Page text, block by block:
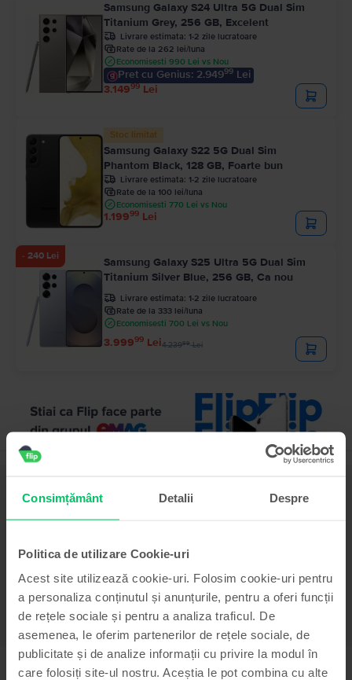
Consimțământ Detalii Despre
Politica de utilizare Cookie-uri
Acest site utilizează cookie-uri. Folosim cookie-uri pentru
a personaliza conținutul și anunțurile, pentru a oferi funcții
de rețele sociale și pentru a analiza traficul. De
asemenea, le oferim partenerilor de rețele sociale, de
publicitate și de analize informații cu privire la modul în
care folosiți site-ul nostru. Aceștia le pot combina cu alte
Samsung Galaxy S24 Ultra 5G Dual Sim
Titanium Grey, 256 GB, Excelent
Livrare estimata: 1-2 zile lucratoare
Rate de la 262 lei/luna
Economisesti 990 Lei vs Nou
Pret cu Genius: 2.94999 Lei
3.14999 Lei
Stoc limitat
Samsung Galaxy S22 5G Dual Sim
Phantom Black, 128 GB, Foarte bun
Livrare estimata: 1-2 zile lucratoare
Rate de la 100 lei/luna
Economisesti 770 Lei vs Nou
1.19999 Lei
- 240 Lei
Samsung Galaxy S25 Ultra 5G Dual Sim
Titanium Silver Blue, 256 GB, Ca nou
Livrare estimata: 1-2 zile lucratoare
Rate de la 333 lei/luna
Economisesti 700 Lei vs Nou
3.99999 Lei4.23999Lei
Telefon mobil Samsung Galaxy A23 dual sim, Peach, 64 GB, Bun
Informatii conformitate produs
Informatii siguranta produs
Informatii producator
Specificații
Brand
Samsung